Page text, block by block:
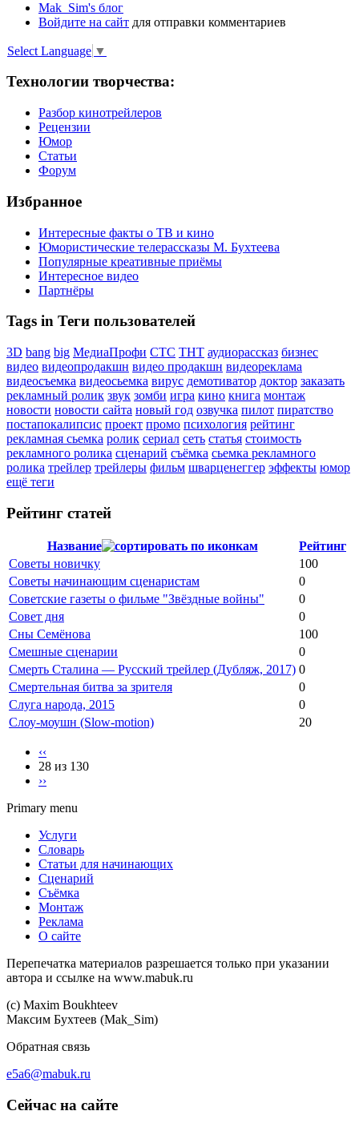
Mak_Sim's блог
Войдите на сайт для отправки комментариев
Select Language ▼
Технологии творчества:
Разбор кинотрейлеров
Рецензии
Юмор
Статьи
Форум
Избранное
Интересные факты о ТВ и кино
Юмористические телерассказы М. Бухтеева
Популярные креативные приёмы
Интересное видео
Партнёры
Tags in Теги пользователей
3D bang big МедиаПрофи СТС ТНТ аудиорассказ бизнес
видео видеопродакшн видео продакшн видеореклама
видеосъемка видеосьемка вирус демотиватор доктор заказать
рекламный ролик звук зомби игра кино книга монтаж
новости новости сайта новый год озвучка пилот пиратство
постапокалипсис проект промо психология рейтинг
рекламная сьемка ролик сериал сеть статья стоимость
рекламного ролика сценарий съёмка сьемка рекламного
ролика трейлер трейлеры фильм шварценеггер эффекты юмор
ещё теги
Рейтинг статей
Название
Рейтинг
Советы новичку
100
Советы начинающим сценаристам
0
Советские газеты о фильме "Звёздные войны"
0
Совет дня
0
Сны Семёнова
100
Смешные сценарии
0
Смерть Сталина — Русский трейлер (Дубляж, 2017) 0
Смертельная битва за зрителя
0
Слуга народа, 2015
0
Слоу-моушн (Slow-motion)
20
‹‹
28 из 130
››
Primary menu
Услуги
Словарь
Статьи для начинающих
Сценарий
Съёмка
Монтаж
Реклама
О сайте
Перепечатка материалов разрешается только при указании
автора и ссылке на www.mabuk.ru
(c) Maхim Boukhteev
Максим Бухтеев (Mak_Sim)
Обратная связь
e5a6@mabuk.ru
Сейчас на сайте